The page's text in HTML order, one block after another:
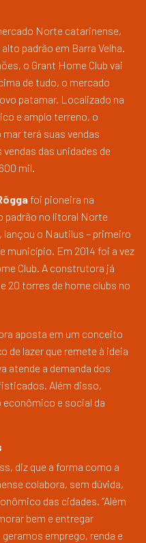
Norte catarinense,
padrão em Barra Velha.
o Grant Home Club vai
de tudo, o mercado
patamar. Localizado na
e amplo terreno, o
terá suas vendas
das unidades de
mil.
foi pioneira na
padrão no litoral Norte
lançou o Nautilus – primeiro
município. Em 2014 foi a vez
Club. A construtora já
20 torres de home clubs no
aposta em um conceito
de lazer que remete à ideia
atende a demanda dos
Além disso,
e social da
diz que a forma como a
colabora, sem dúvida,
das cidades. “Além
bem e entregar
emprego, renda e